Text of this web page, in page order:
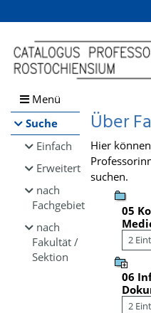
Browsen
direkt zum Inhalt
Menü
Suche
Einfach
Erweitert
nach
Fachgebiet
nach
Fakultät /
Sektion
Über
Hier
suchen.
05
2
06
2